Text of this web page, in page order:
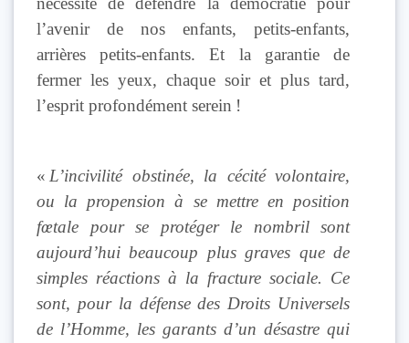
l’avenir de nos enfants, petits-enfants,
arrières petits-enfants. Et la garantie de
fermer les yeux, chaque soir et plus tard,
l’esprit profondément serein !
« L’incivilité obstinée, la cécité volontaire,
ou la propension à se mettre en position
fœtale pour se protéger le nombril sont
aujourd’hui beaucoup plus graves que de
simples réactions à la fracture sociale. Ce
sont, pour la défense des Droits Universels
de l’Homme, les garants d’un désastre qui